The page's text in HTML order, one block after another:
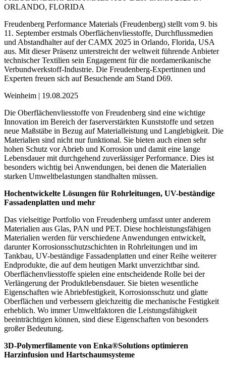
ORLANDO, FLORIDA
Freudenberg Performance Materials (Freudenberg) stellt vom 9. bis
11. September erstmals Oberflächenvliesstoffe, Durchflussmedien
und Abstandhalter auf der CAMX 2025 in Orlando, Florida, USA
aus. Mit dieser Präsenz unterstreicht der weltweit führende Anbieter
technischer Textilien sein Engagement für die nordamerikanische
Verbundwerkstoff-Industrie. Die Freudenberg-Expertinnen und
Experten freuen sich auf Besuchende am Stand D69.
Weinheim | 19.08.2025
Die Oberflächenvliesstoffe von Freudenberg sind eine wichtige
Innovation im Bereich der faserverstärkten Kunststoffe und setzen
neue Maßstäbe in Bezug auf Materialleistung und Langlebigkeit. Die
Materialien sind nicht nur funktional. Sie bieten auch einen sehr
hohen Schutz vor Abrieb und Korrosion und damit eine lange
Lebensdauer mit durchgehend zuverlässiger Performance. Dies ist
besonders wichtig bei Anwendungen, bei denen die Materialien
starken Umweltbelastungen standhalten müssen.
Hochentwickelte Lösungen für Rohrleitungen, UV-beständige
Fassadenplatten und mehr
Das vielseitige Portfolio von Freudenberg umfasst unter anderem
Materialien aus Glas, PAN und PET. Diese hochleistungsfähigen
Materialien werden für verschiedene Anwendungen entwickelt,
darunter Korrosionsschutzschichten in Rohrleitungen und im
Tankbau, UV-beständige Fassadenplatten und einer Reihe weiterer
Endprodukte, die auf dem heutigen Markt unverzichtbar sind.
Oberflächenvliesstoffe spielen eine entscheidende Rolle bei der
Verlängerung der Produktlebensdauer. Sie bieten wesentliche
Eigenschaften wie Abriebfestigkeit, Korrosionsschutz und glatte
Oberflächen und verbessern gleichzeitig die mechanische Festigkeit
erheblich. Wo immer Umweltfaktoren die Leistungsfähigkeit
beeinträchtigen können, sind diese Eigenschaften von besonders
großer Bedeutung.
3D-Polymerfilamente von Enka®Solutions optimieren
Harzinfusion und Hartschaumsysteme